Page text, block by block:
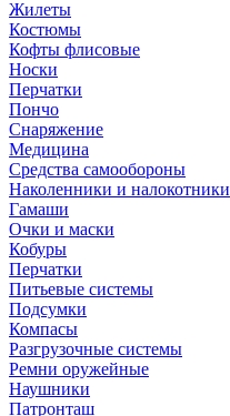
Жилеты
Костюмы
Кофты флисовые
Носки
Перчатки
Пончо
Снаряжение
Медицина
Средства самообороны
Наколенники и налокотники
Гамаши
Очки и маски
Кобуры
Перчатки
Питьевые системы
Подсумки
Компасы
Разгрузочные системы
Ремни оружейные
Наушники
Патронташ